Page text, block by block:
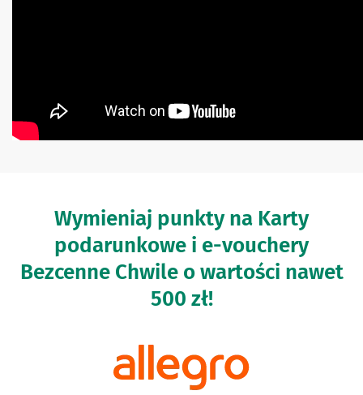
Wymieniaj punkty na Karty
podarunkowe i e-vouchery
Bezcenne Chwile o wartości nawet
500 zł!